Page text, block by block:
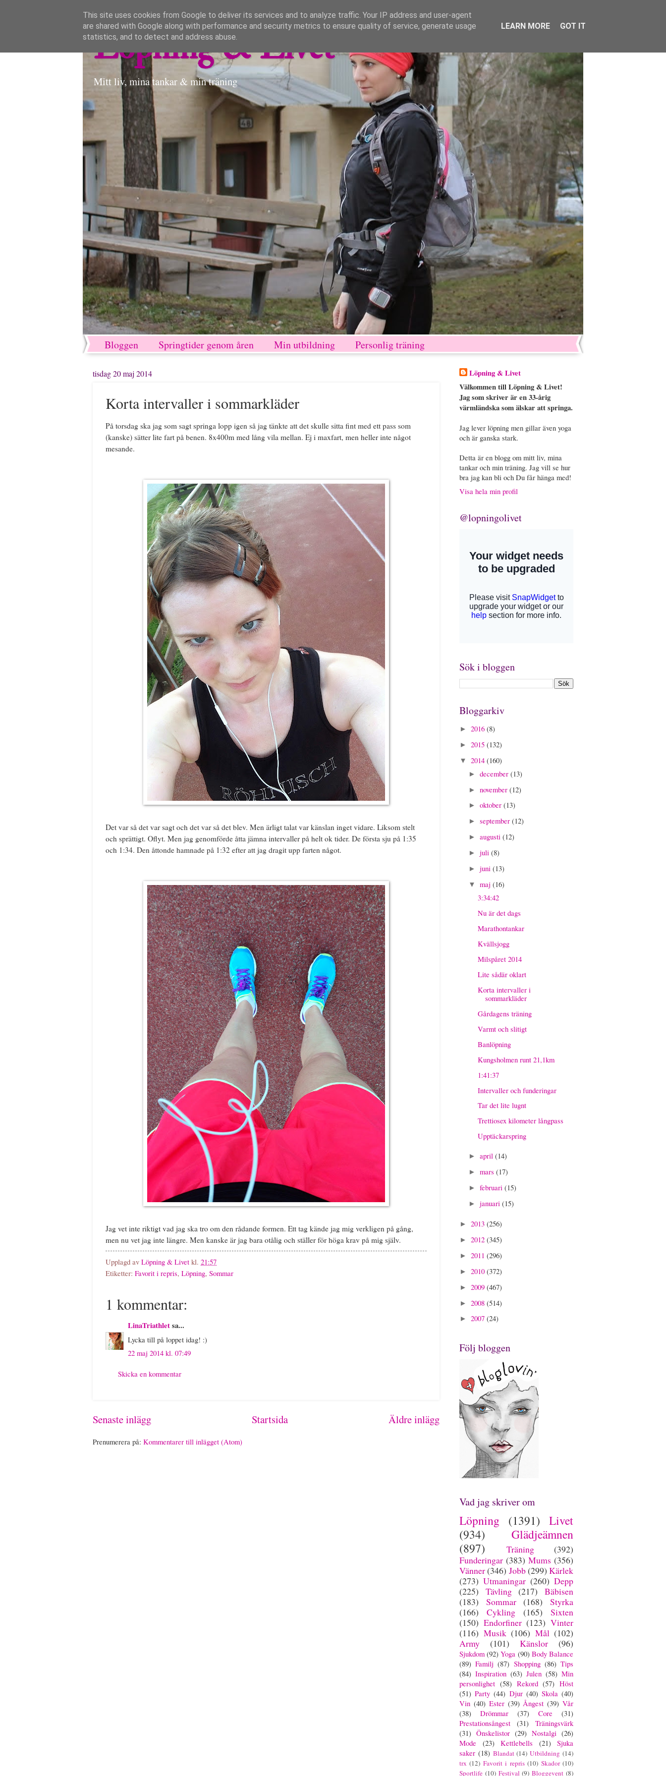
Löpning & Livet
Mitt liv, mina tankar & min träning
Bloggen Springtider genom åren Min utbildning Personlig träning
tisdag 20 maj 2014
Korta intervaller i sommarkläder
På torsdag ska jag som sagt springa lopp igen så jag tänkte att det skulle sitta fint med ett pass som
(kanske) sätter lite fart på benen. 8x400m med lång vila mellan. Ej i maxfart, men heller inte något
mesande.
Det var så det var sagt och det var så det blev. Men ärligt talat var känslan inget vidare. Liksom stelt
och sprättigt. Oflyt. Men jag genomförde åtta jämna intervaller på helt ok tider. De första sju på 1:35
och 1:34. Den åttonde hamnade på 1:32 efter att jag dragit upp farten något.
Jag vet inte riktigt vad jag ska tro om den rådande formen. Ett tag kände jag mig verkligen på gång,
men nu vet jag inte längre. Men kanske är jag bara otålig och ställer för höga krav på mig själv.
Upplagd av Löpning & Livet kl. 21:57
Etiketter: Favorit i repris, Löpning, Sommar
1 kommentar:
LinaTriathletsa...
Lycka till på loppet idag! :)
22 maj 2014 kl. 07:49
Skicka en kommentar
Senaste inlägg Äldre inlägg
Startsida
Prenumerera på: Kommentarer till inlägget (Atom)
Löpning & Livet
Välkommen till Löpning & Livet!
Jag som skriver är en 33-årig
värmländska som älskar att springa.
Jag lever löpning men gillar även yoga
och är ganska stark.
Detta är en blogg om mitt liv, mina
tankar och min träning. Jag vill se hur
bra jag kan bli och Du får hänga med!
Visa hela min profil
@lopningolivet
Sök i bloggen
Bloggarkiv
► 2016 (8)
► 2015 (132)
▼ 2014 (160)
► december (13)
► november (12)
► oktober (13)
► september (12)
► augusti (12)
► juli (8)
► juni (13)
▼ maj (16)
3:34:42
Nu är det dags
Marathontankar
Kvällsjogg
Milspåret 2014
Lite sådär oklart
Korta intervaller i
sommarkläder
Gårdagens träning
Varmt och slitigt
Banlöpning
Kungsholmen runt 21,1km
1:41:37
Intervaller och funderingar
Tar det lite lugnt
Trettiosex kilometer långpass
Upptäckarspring
► april (14)
► mars (17)
► februari (15)
► januari (15)
► 2013 (256)
► 2012 (345)
► 2011 (296)
► 2010 (372)
► 2009 (467)
► 2008 (514)
► 2007 (24)
Följ bloggen
Vad jag skriver om
Löpning (1391) Livet
(934)
Glädjeämnen
(897)
Träning
(392)
Funderingar (383) Mums (356)
Vänner(346) Jobb(299) Kärlek
(273) Utmaningar (260) Depp
(225)
Tävling (217)
Bäbisen
(183)
Sommar (168)
Styrka
(166)
Cykling (165)
Sixten
(150) Endorfiner (123) Vinter
(116) Musik (106) Mål (102)
Army
(101) Känslor (96)
Sjukdom (92) Yoga (90) Body Balance
(89) Familj (87) Shopping (86) Tips
(84) Inspiration (63) Julen (58) Min
personlighet (58) Rekord (57) Höst
(51) Party (44) Djur (40) Skola (40)
Vin (40) Ester (39) Ångest (39) Vår
(38)
Drömmar (37) Core
(31)
Prestationsångest
(31)
Träningsvärk
(31) Önskelistor (29) Nostalgi (26)
Mode
(23) Kettlebells (21)
Sjuka
saker (18) Blandat (14) Utbildning (14)
trx (12) Favorit i repris (10) Skador (10)
Sportlife (10) Festival (9) Bloggevent (8)
This site uses cookies from Google to deliver its services and to analyze traffic. Your IP address and user-agent
are shared with Google along with performance and security metrics to ensure quality of service, generate usage
statistics, and to detect and address abuse.
LEARN MORE GOT IT